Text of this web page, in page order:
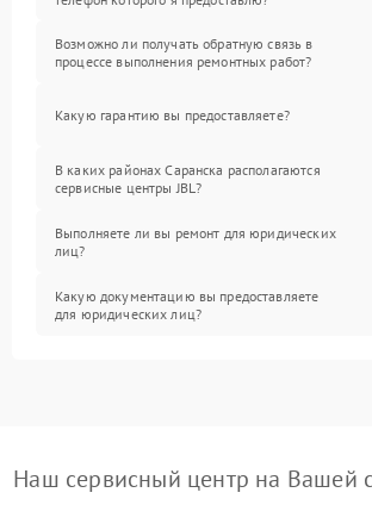
Возможно ли получать обратную связь в
процессе выполнения ремонтных работ?
Какую гарантию вы предоставляете?
В каких районах Саранска располагаются
сервисные центры JBL?
Выполняете ли вы ремонт для юридических
лиц?
Какую документацию вы предоставляете
для юридических лиц?
Наш сервисный центр на Вашей